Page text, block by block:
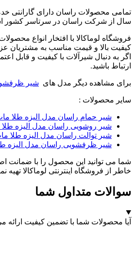
تمامی محصولات راسان دارای
سال از شرکت راسان در سرتاسر کشور
فروشگاه لوماکالا با افتخار انواع
کیفیت بالا و قیمت مناسب به مشتریان
اگر به دنبال شیرآلات با کیفیت و قابل
ارتباط باشید.
برای مشاهده دیگر مدل های شیر
سایر محصولات :
شیر حمام راسان مدل الیزه طلا
شیر روشویی راسان مدل الیزه
شیر توالت راسان مدل الیزه طلا
شیر ظرفشویی راسان مدل الیزه
شما می توانید این محصول را با ضمانت
خاطر از فروشگاه اینترنتی لوماکالا تهیه
سوالات متداول شما
آیا محصولات شما با تضمین کیفیت ارائه